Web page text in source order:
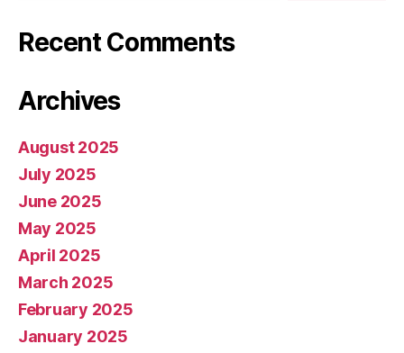
Recent Comments
Archives
August 2025
July 2025
June 2025
May 2025
April 2025
March 2025
February 2025
January 2025